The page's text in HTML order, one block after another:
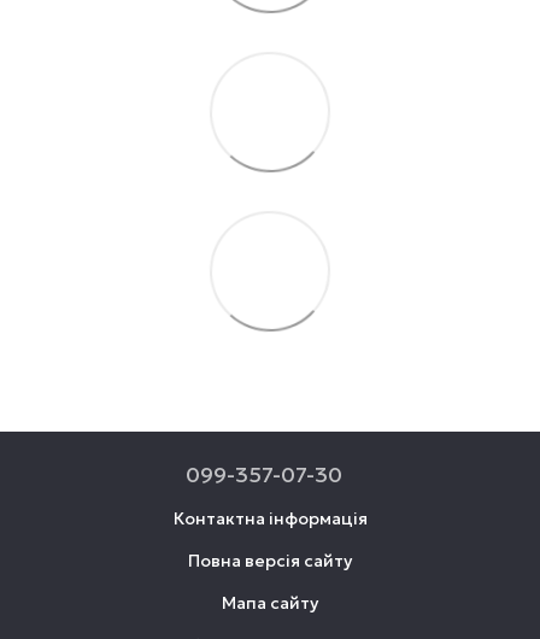
099-357-07-30
Контактна інформація
Повна версія сайту
Мапа сайту